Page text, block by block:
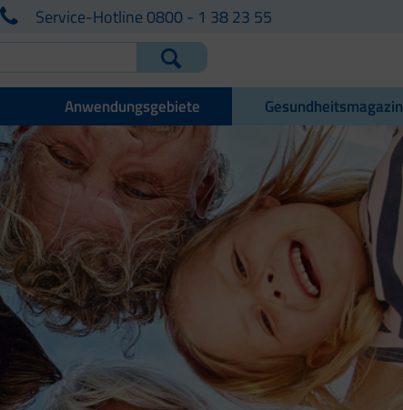
Service-Hotline 0800 - 1 38 23 55
Anwendungsgebiete Gesundheitsmagazin